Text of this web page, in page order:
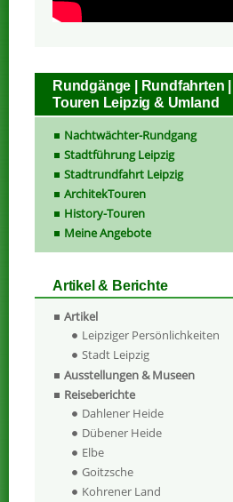
Rundgänge | Rundfahrten |
Touren Leipzig & Umland
Nachtwächter-Rundgang
Stadtführung Leipzig
Stadtrundfahrt Leipzig
ArchitekTouren
History-Touren
Meine Angebote
Artikel & Berichte
Artikel
Leipziger Persönlichkeiten
Stadt Leipzig
Ausstellungen & Museen
Reiseberichte
Dahlener Heide
Dübener Heide
Elbe
Goitzsche
Kohrener Land